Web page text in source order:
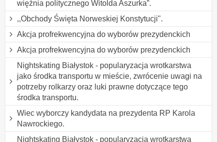
więźnia politycznego Witolda Aszurka”.
,,Obchody Święta Norweskiej Konstytucji".
Akcja profrekwencyjna do wyborów prezydenckich
Akcja profrekwencyjna do wyborów prezydenckich
Nightskating Białystok - popularyzacja wrotkarstwa
jako środka transportu w mieście, zwrócenie uwagi na
potrzeby rolkarzy oraz luki prawne dotyczące tego
środka transportu.
Wiec wyborczy kandydata na prezydenta RP Karola
Nawrockiego.
Nightskating Białystok - popularyzacja wrotkarstwa